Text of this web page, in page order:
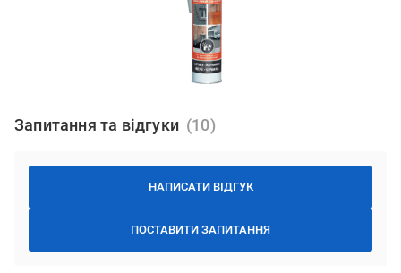
Запитання та відгуки
НАПИСАТИ ВІДГУК
ПОСТАВИТИ ЗАПИТАННЯ